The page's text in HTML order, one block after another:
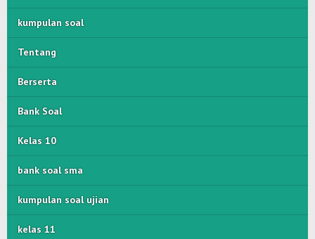
kumpulan soal
Tentang
Berserta
Bank Soal
Kelas 10
bank soal sma
kumpulan soal ujian
kelas 11